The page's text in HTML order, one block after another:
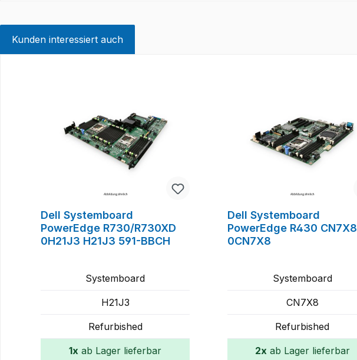
Kunden interessiert auch
Dell Systemboard
PowerEdge R730/R730XD
0H21J3 H21J3 591-BBCH
Systemboard
H21J3
Refurbished
1x ab Lager lieferbar
Dell Systemboard
PowerEdge R430 CN7X8
0CN7X8
Systemboard
CN7X8
Refurbished
2x ab Lager lieferbar